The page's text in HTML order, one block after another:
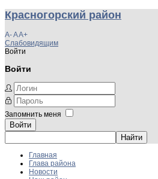
Красногорский район
A-AA+
Слабовидящим
Войти
Войти
Запомнить меня
Войти
Главная
Глава района
Новости